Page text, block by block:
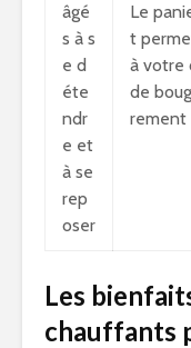
âgé
s à s
e d
éte
ndr
e et
à se
rep
oser
Le
t
à votre
de
rement
Les
chauffants